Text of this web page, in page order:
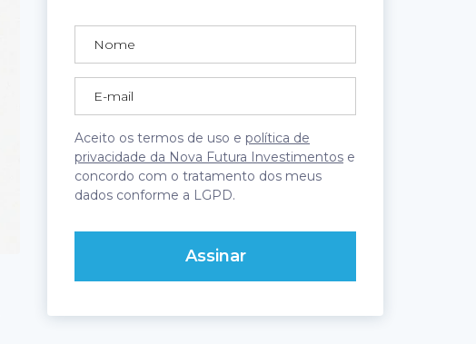
Aceito os termos de uso e política de
privacidade da Nova Futura Investimentos e
concordo com o tratamento dos meus
dados conforme a LGPD.